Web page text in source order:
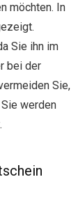
möchten. In
Sie ihn im
bei der
Sie,
werden